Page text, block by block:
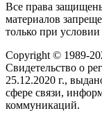
Все права
материалов
только при
Copyright © 1989-
Свидетельство о
25.12.2020 г.,
сфере связи,
коммуникаций.